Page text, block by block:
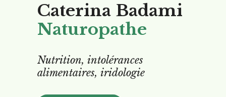
Caterina Badami
Naturopathe
Nutrition, intolérances
alimentaires, iridologie